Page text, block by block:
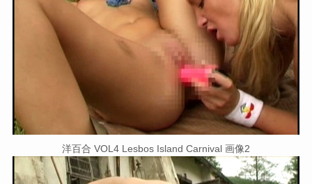
洋百合 VOL4 Lesbos Island Carnival 画像2